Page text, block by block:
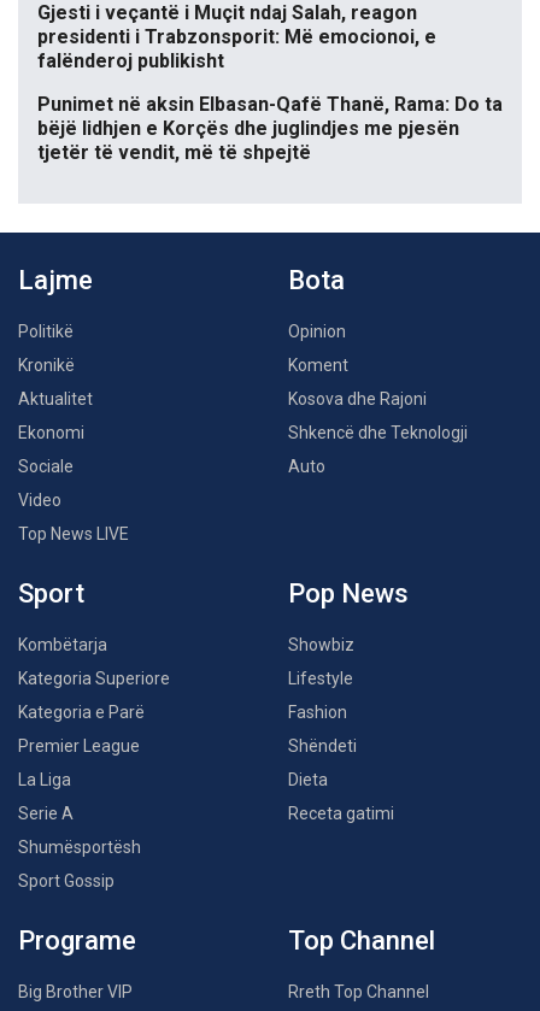
Gjesti i veçantë i Muçit ndaj Salah, reagon
presidenti i Trabzonsporit: Më emocionoi, e
falënderoj publikisht
Punimet në aksin Elbasan-Qafë Thanë, Rama: Do ta
bëjë lidhjen e Korçës dhe juglindjes me pjesën
tjetër të vendit, më të shpejtë
Lajme
Politikë
Kronikë
Aktualitet
Ekonomi
Sociale
Video
Top News LIVE
Bota
Opinion
Koment
Kosova dhe Rajoni
Shkencë dhe Teknologji
Auto
Sport
Kombëtarja
Kategoria Superiore
Kategoria e Parë
Premier League
La Liga
Serie A
Shumësportësh
Sport Gossip
Pop News
Showbiz
Lifestyle
Fashion
Shëndeti
Dieta
Receta gatimi
Programe
Big Brother VIP
Top Channel
Rreth Top Channel